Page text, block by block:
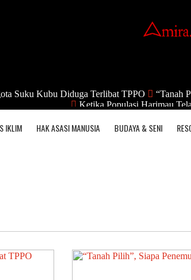
Suku Kubu Diduga Terlibat TPPO “Tanah
Ketika Populasi Harimau
IKLIM HAK ASASI MANUSIA BUDAYA & SENI